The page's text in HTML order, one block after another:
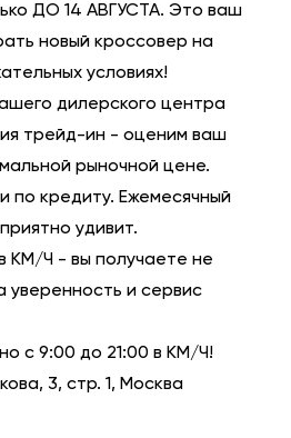
ДО 14 АВГУСТА. Это ваш
новый кроссовер на
условиях!
дилерского центра
трейд-ин - оценим ваш
рыночной цене.
по кредиту. Ежемесячный
удивит.
КМ/Ч - вы получаете не
уверенность и сервис
с 9:00 до 21:00 в КМ/Ч!
3, стр. 1, Москва